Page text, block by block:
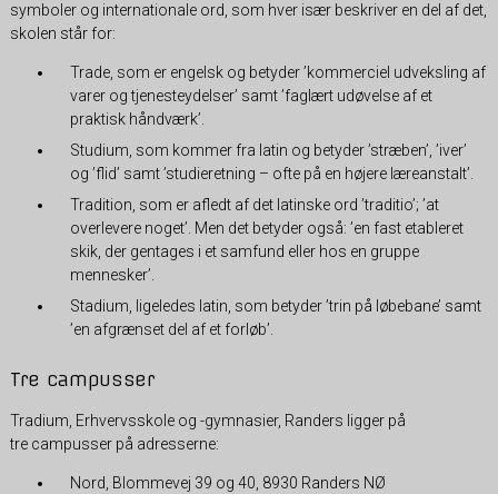
symboler og internationale ord, som hver især beskriver en del af det,
skolen står for:
Trade, som er engelsk og betyder ’kommerciel udveksling af
varer og tjenesteydelser’ samt ’faglært udøvelse af et
praktisk håndværk’.
Studium, som kommer fra latin og betyder ’stræben’, ’iver’
og ’flid’ samt ’studieretning – ofte på en højere læreanstalt’.
Tradition, som er afledt af det latinske ord ’traditio’; ’at
overlevere noget’. Men det betyder også: ’en fast etableret
skik, der gentages i et samfund eller hos en gruppe
mennesker’.
Stadium, ligeledes latin, som betyder ’trin på løbebane’ samt
’en afgrænset del af et forløb’.
Tre campusser
Tradium, Erhvervsskole og -gymnasier, Randers ligger på
tre campusser på adresserne:
Nord, Blommevej 39 og 40, 8930 Randers NØ